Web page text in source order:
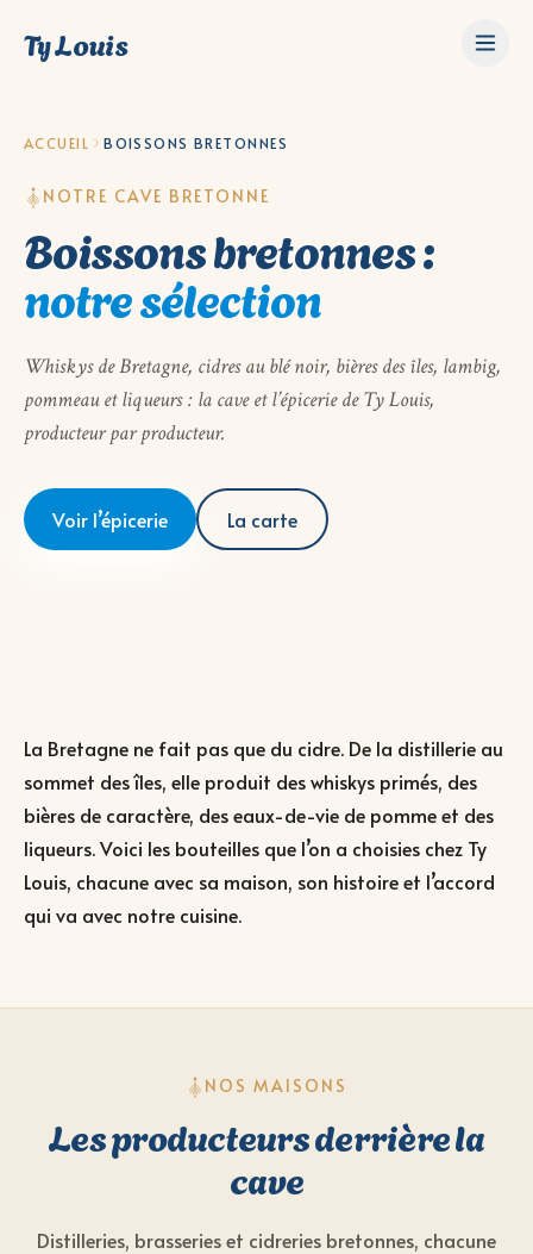
Ty Louis
ACCUEIL BOISSONS BRETONNES
NOTRE CAVE BRETONNE
Boissons bretonnes :
notre sélection
Whiskys de Bretagne, cidres au blé noir, bières des îles, lambig,
pommeau et liqueurs : la cave et l’épicerie de Ty Louis,
producteur par producteur.
Voir l’épicerie La carte
La Bretagne ne fait pas que du cidre. De la distillerie au
sommet des îles, elle produit des whiskys primés, des
bières de caractère, des eaux-de-vie de pomme et des
liqueurs. Voici les bouteilles que l’on a choisies chez Ty
Louis, chacune avec sa maison, son histoire et l’accord
qui va avec notre cuisine.
NOS MAISONS
Les producteurs derrière la
cave
Distilleries, brasseries et cidreries bretonnes, chacune